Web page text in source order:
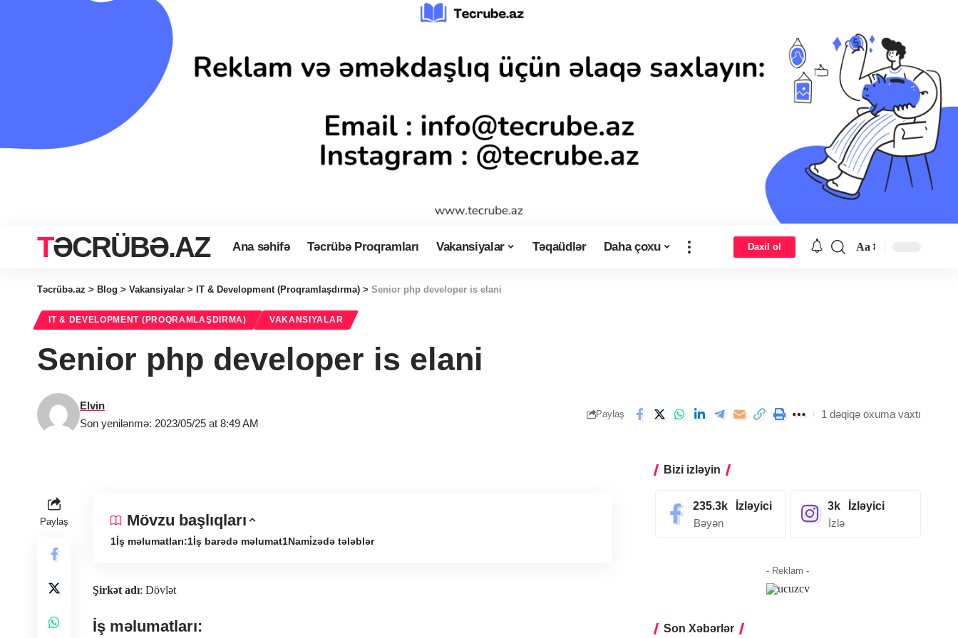
TƏCRÜBƏ.AZ Ana səhifə Təcrübə Proqramları Vakansiyalar Təqaüdlər Daha çoxu Daxil ol Aa
Təcrübə.az > Blog > Vakansiyalar > IT & Development (Proqramlaşdırma) > Senior php developer is elani
IT & DEVELOPMENT (PROQRAMLAŞDIRMA) VAKANSIYALAR
Senior php developer is elani
Son yenilənmə: 2023/05/25 at 8:49 AM
Elvin
Paylaş 1 dəqiqə oxuma vaxtı
Paylaş Mövzu başlıqları
İş məlumatları: İş barədə məlumat Nami̇zədə tələblər
Şirkət adı: Dövlət
İş məlumatları:
Bizi izləyin
235.3k İzləyici
Bəyən
3k İzləyici
İzlə
- Reklam -
Son Xəbərlər